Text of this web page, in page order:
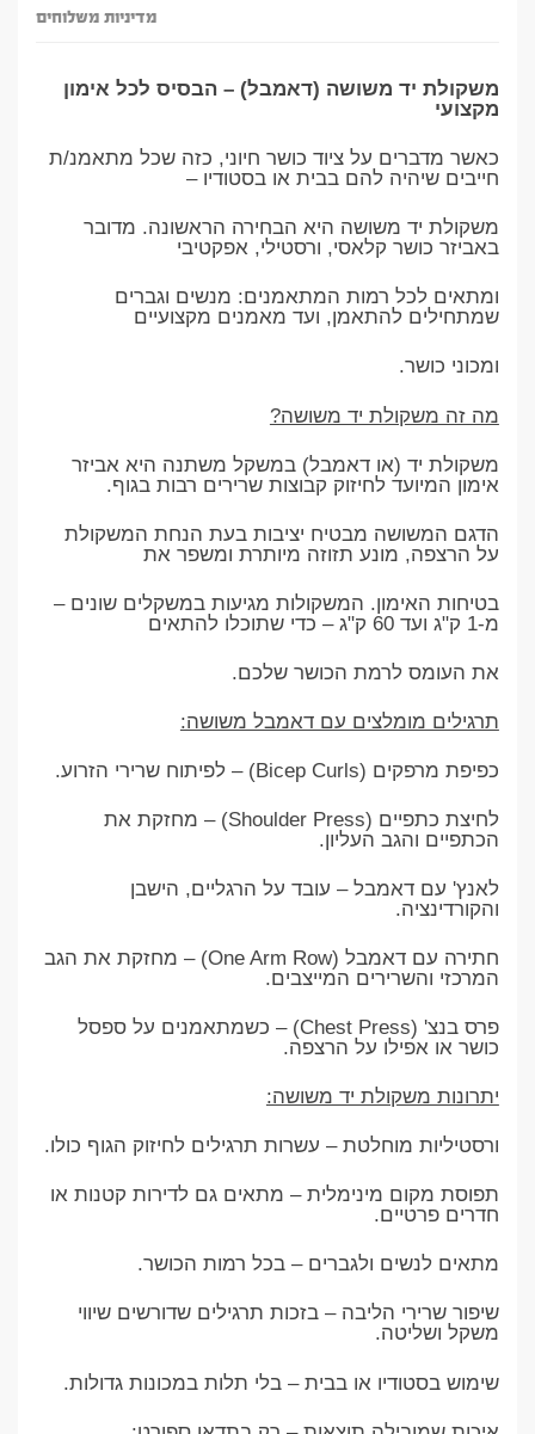
מדיניות משלוחים
משקולת יד משושה (דאמבל) – הבסיס לכל אימון
מקצועי
כאשר מדברים על ציוד כושר חיוני, כזה שכל מתאמנ/ת
חייבים שיהיה להם בבית או בסטודיו –
משקולת יד משושה היא הבחירה הראשונה. מדובר
באביזר כושר קלאסי, ורסטילי, אפקטיבי
ומתאים לכל רמות המתאמנים: מנשים וגברים
שמתחילים להתאמן, ועד מאמנים מקצועיים
ומכוני כושר.
מה זה משקולת יד משושה?
משקולת יד (או דאמבל) במשקל משתנה היא אביזר
אימון המיועד לחיזוק קבוצות שרירים רבות בגוף.
הדגם המשושה מבטיח יציבות בעת הנחת המשקולת
על הרצפה, מונע תזוזה מיותרת ומשפר את
בטיחות האימון. המשקולות מגיעות במשקלים שונים –
מ-1 ק"ג ועד 60 ק"ג – כדי שתוכלו להתאים
את העומס לרמת הכושר שלכם.
תרגילים מומלצים עם דאמבל משושה:
כפיפת מרפקים (Bicep Curls) – לפיתוח שרירי הזרוע.
לחיצת כתפיים (Shoulder Press) – מחזקת את
הכתפיים והגב העליון.
לאנץ' עם דאמבל – עובד על הרגליים, הישבן
והקורדינציה.
חתירה עם דאמבל (One Arm Row) – מחזקת את הגב
המרכזי והשרירים המייצבים.
פרס בנצ' (Chest Press) – כשמתאמנים על ספסל
כושר או אפילו על הרצפה.
יתרונות משקולת יד משושה:
ורסטיליות מוחלטת – עשרות תרגילים לחיזוק הגוף כולו.
תפוסת מקום מינימלית – מתאים גם לדירות קטנות או
חדרים פרטיים.
מתאים לנשים ולגברים – בכל רמות הכושר.
שיפור שרירי הליבה – בזכות תרגילים שדורשים שיווי
משקל ושליטה.
שימוש בסטודיו או בבית – בלי תלות במכונות גדולות.